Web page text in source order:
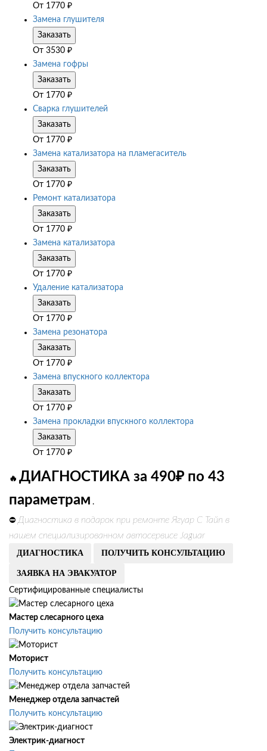
От 1770 ₽
Замена глушителя
Заказать
От 3530 ₽
Замена гофры
Заказать
От 1770 ₽
Сварка глушителей
Заказать
От 1770 ₽
Замена катализатора на пламегаситель
Заказать
От 1770 ₽
Ремонт катализатора
Заказать
От 1770 ₽
Замена катализатора
Заказать
От 1770 ₽
Удаление катализатора
Заказать
От 1770 ₽
Замена резонатора
Заказать
От 1770 ₽
Замена впускного коллектора
Заказать
От 1770 ₽
Замена прокладки впускного коллектора
Заказать
От 1770 ₽
🔥 ДИАГНОСТИКА за 490₽ по 43
параметрам .
⛔ Диагностика в подарок при ремонте Ягуар С Тайп в
нашем специализированном автосервисе Jaguar
ДИАГНОСТИКА ПОЛУЧИТЬ КОНСУЛЬТАЦИЮ
ЗАЯВКА НА ЭВАКУАТОР
Сертифицированные специалисты
Мастер слесарного цеха
Получить консультацию
Моторист
Получить консультацию
Менеджер отдела запчастей
Получить консультацию
Электрик-диагност